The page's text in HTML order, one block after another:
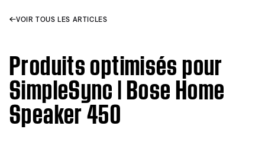
VOIR TOUS LES ARTICLES
Produits optimisés pour
SimpleSync | Bose Home
Speaker 450